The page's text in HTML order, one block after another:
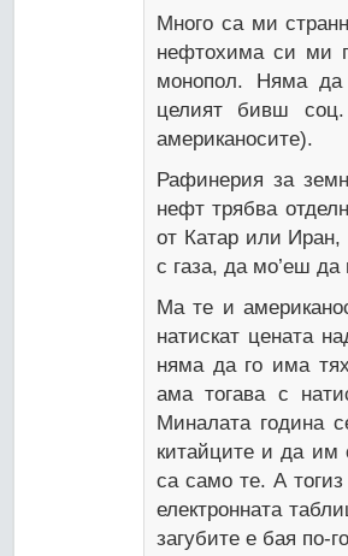
Много са ми
нефтохима си ми
монопол. Няма да
целият бивш
американосите).
Рафинерия за
нефт трябва
от Катар или Иран,
с газа, да мо’еш
Ма те и
натискат цената
няма да го има
ама тогава с
Миналата година
китайците и да им
са само те. А
електронната
загубите е бая по-